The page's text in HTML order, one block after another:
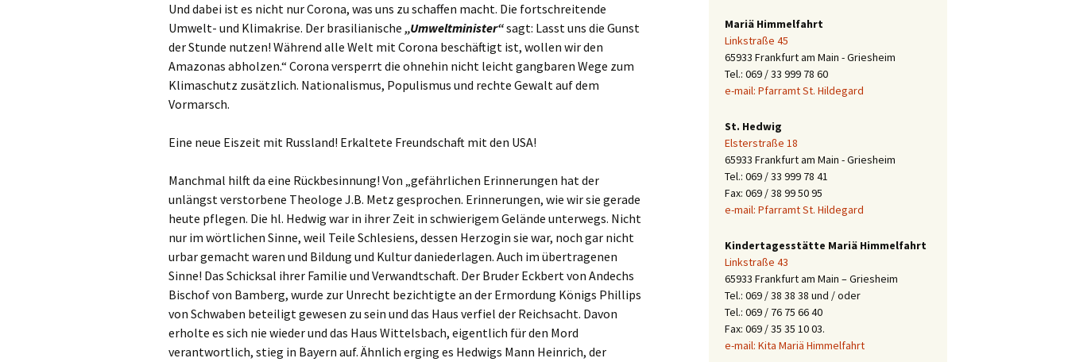
Jugendkirche Jona (ext.
Link)
Stadtsynodalrat
Vereinsring Griesheim
Kirchenfenster in Mariä
Himmelfahrt
Aus dem Archiv
Und dabei ist es nicht nur Corona, was uns zu schaffen macht. Die fortschreitende
Umwelt- und Klimakrise. Der brasilianische „Umweltminister“sagt: Lasst uns die Gunst
der Stunde nutzen! Während alle Welt mit Corona beschäftigt ist, wollen wir den
Amazonas abholzen.“ Corona versperrt die ohnehin nicht leicht gangbaren Wege zum
Klimaschutz zusätzlich. Nationalismus, Populismus und rechte Gewalt auf dem
Vormarsch.
Eine neue Eiszeit mit Russland! Erkaltete Freundschaft mit den USA!
Manchmal hilft da eine Rückbesinnung! Von „gefährlichen Erinnerungen hat der
unlängst verstorbene Theologe J.B. Metz gesprochen. Erinnerungen, wie wir sie gerade
heute pflegen. Die hl. Hedwig war in ihrer Zeit in schwierigem Gelände unterwegs. Nicht
nur im wörtlichen Sinne, weil Teile Schlesiens, dessen Herzogin sie war, noch gar nicht
urbar gemacht waren und Bildung und Kultur daniederlagen. Auch im übertragenen
Sinne! Das Schicksal ihrer Familie und Verwandtschaft. Der Bruder Eckbert von Andechs
Bischof von Bamberg, wurde zur Unrecht bezichtigte an der Ermordung Königs Phillips
von Schwaben beteiligt gewesen zu sein und das Haus verfiel der Reichsacht. Davon
erholte es sich nie wieder und das Haus Wittelsbach, eigentlich für den Mord
verantwortlich, stieg in Bayern auf. Ähnlich erging es Hedwigs Mann Heinrich, der
Mariä Himmelfahrt
Linkstraße 45
65933 Frankfurt am Main - Griesheim
Tel.: 069 / 33 999 78 60
e-mail: Pfarramt St. Hildegard
St. Hedwig
Elsterstraße 18
65933 Frankfurt am Main - Griesheim
Tel.: 069 / 33 999 78 41
Fax: 069 / 38 99 50 95
e-mail: Pfarramt St. Hildegard
Kindertagesstätte Mariä Himmelfahrt
Linkstraße 43
65933 Frankfurt am Main – Griesheim
Tel.: 069 / 38 38 38 und / oder
Tel.: 069 / 76 75 66 40
Fax: 069 / 35 35 10 03.
e-mail: Kita Mariä Himmelfahrt